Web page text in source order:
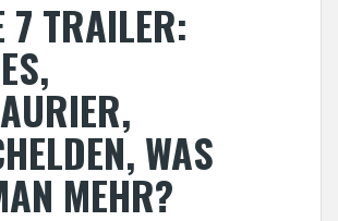
7 TRAILER:
WAS
MEHR?